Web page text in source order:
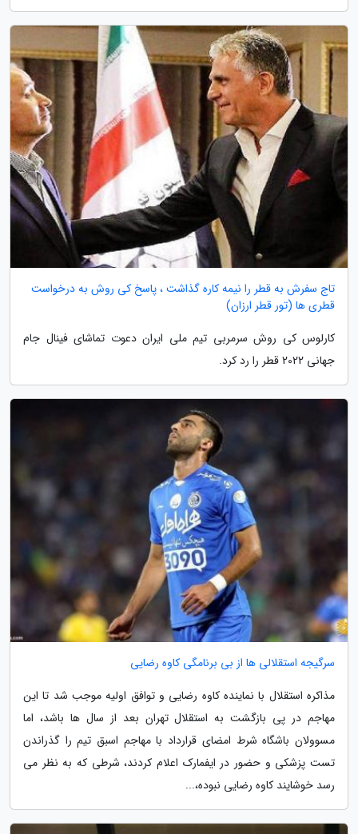
تاج سفرش به قطر را نیمه کاره گذاشت ، پاسخ کی روش به درخواست
قطری ها (تور قطر ارزان)
کارلوس کی روش سرمربی تیم ملی ایران دعوت تماشای فینال جام
جهانی 2022 قطر را رد کرد.
سرگیجه استقلالی ها از بی برنامگی کاوه رضایی
مذاکره استقلال با نماینده کاوه رضایی ⁩و توافق اولیه موجب شد تا این
مهاجم در پی بازگشت به استقلال تهران بعد از سال ها باشد، اما
مسوولان باشگاه شرط امضای قرارداد با مهاجم اسبق تیم را گذراندن
تست پزشکی و حضور در ایفمارک اعلام کردند، شرطی که به نظر می
رسد خوشایند کاوه رضایی نبوده،...